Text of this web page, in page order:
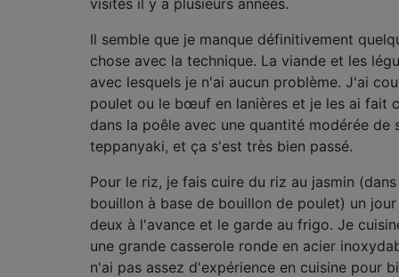
Il semble que je manque définitivement
chose avec la technique. La viande et les
avec lesquels je n'ai aucun problème. J'ai
poulet ou le bœuf en lanières et je les ai fait
dans la poêle avec une quantité modérée de
teppanyaki, et ça s'est très bien passé.
Pour le riz, je fais cuire du riz au jasmin (dans
bouillon à base de bouillon de poulet) un
deux à l'avance et le garde au frigo. Je
une grande casserole ronde en acier
n'ai pas assez d'expérience en cuisine pour